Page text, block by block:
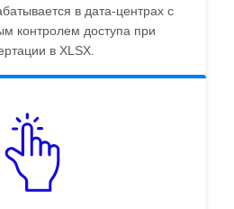
в дата-центрах с
контролем доступа при
в XLSX.